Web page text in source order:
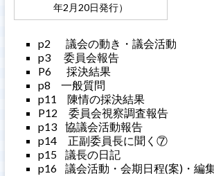
年2月20日発行）
p2 議会の動き・議会活動
p3 委員会報告
P6 採決結果
p8 一般質問
p11 陳情の採決結果
P12 委員会視察調査報告
p13 協議会活動報告
p14 正副委員長に聞く⑦
p15 議長の日記
p16 議会活動・会期日程(案)・編